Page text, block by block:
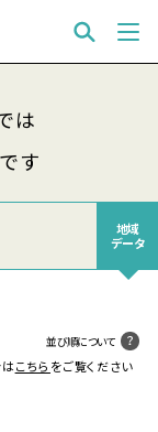
は
す
地域
データ
並び順について
こちら をご覧ください